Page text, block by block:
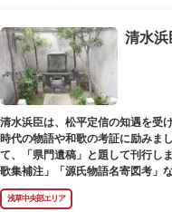
清水浜
清水浜臣は、松平定信の知遇を受
時代の物語や和歌の考証に励みま
て、「県門遺稿」と題して刊行し
歌集補注」「源氏物語名寄図考」
うじ）境内にあります。
浅草中央部エリア